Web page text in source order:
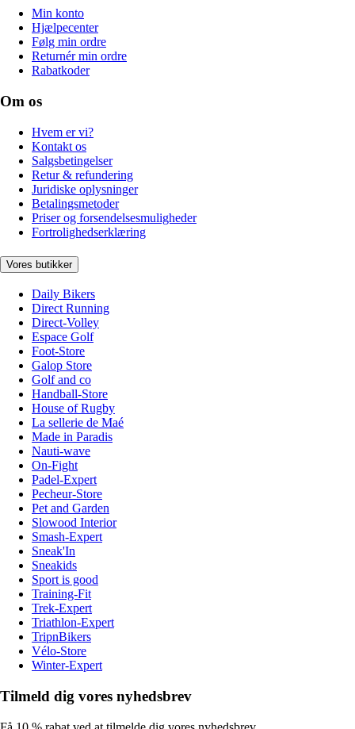
Min konto
Hjælpecenter
Følg min ordre
Returnér min ordre
Rabatkoder
Om os
Hvem er vi?
Kontakt os
Salgsbetingelser
Retur & refundering
Juridiske oplysninger
Betalingsmetoder
Priser og forsendelsesmuligheder
Fortrolighedserklæring
Vores butikker
Daily Bikers
Direct Running
Direct-Volley
Espace Golf
Foot-Store
Galop Store
Golf and co
Handball-Store
House of Rugby
La sellerie de Maé
Made in Paradis
Nauti-wave
On-Fight
Padel-Expert
Pecheur-Store
Pet and Garden
Slowood Interior
Smash-Expert
Sneak'In
Sneakids
Sport is good
Training-Fit
Trek-Expert
Triathlon-Expert
TripnBikers
Vélo-Store
Winter-Expert
Tilmeld dig vores nyhedsbrev